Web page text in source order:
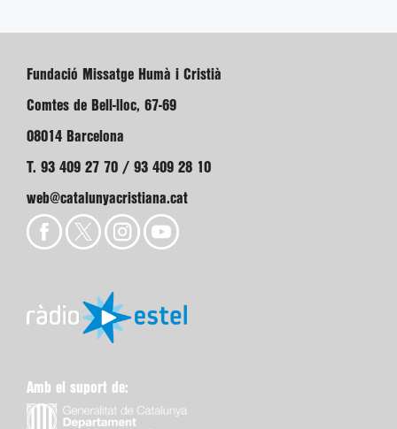
Fundació Missatge Humà i Cristià
Comtes de Bell-lloc, 67-69
08014 Barcelona
T. 93 409 27 70 / 93 409 28 10
web@catalunyacristiana.cat
Amb el suport de: